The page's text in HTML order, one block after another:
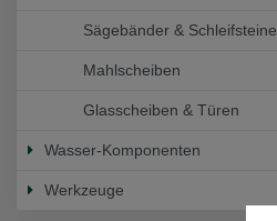
Sägebänder & Schleifsteine
Mahlscheiben
Glasscheiben & Türen
Wasser-Komponenten
Werkzeuge